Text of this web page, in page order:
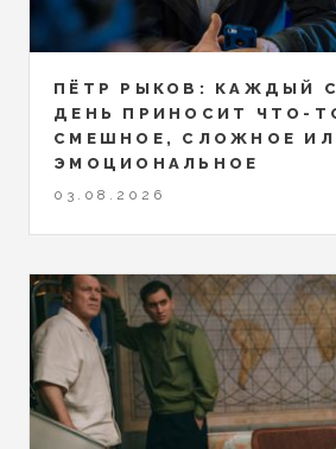
ПЁТР РЫКОВ: КАЖДЫЙ
ДЕНЬ ПРИНОСИТ ЧТО-
СМЕШНОЕ, СЛОЖНОЕ
ЭМОЦИОНАЛЬНОЕ
03.08.2026